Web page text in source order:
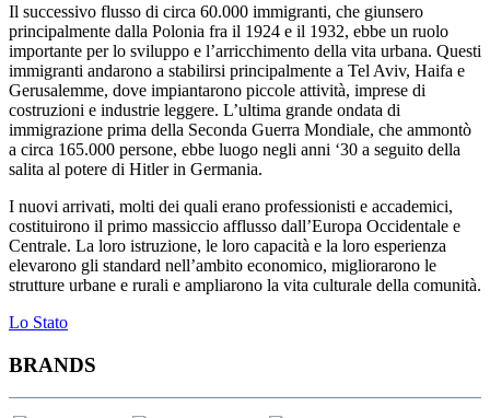
Il successivo flusso di circa 60.000 immigranti, che giunsero
principalmente dalla Polonia fra il 1924 e il 1932, ebbe un ruolo
importante per lo sviluppo e l’arricchimento della vita urbana. Questi
immigranti andarono a stabilirsi principalmente a Tel Aviv, Haifa e
Gerusalemme, dove impiantarono piccole attività, imprese di
costruzioni e industrie leggere. L’ultima grande ondata di
immigrazione prima della Seconda Guerra Mondiale, che ammontò
a circa 165.000 persone, ebbe luogo negli anni ‘30 a seguito della
salita al potere di Hitler in Germania.
I nuovi arrivati, molti dei quali erano professionisti e accademici,
costituirono il primo massiccio afflusso dall’Europa Occidentale e
Centrale. La loro istruzione, le loro capacità e la loro esperienza
elevarono gli standard nell’ambito economico, migliorarono le
strutture urbane e rurali e ampliarono la vita culturale della comunità.
Navigazione
articoli
Lo Stato
BRANDS